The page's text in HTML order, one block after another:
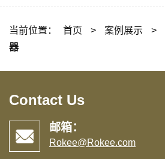
当前位置： 首页 > 案例展示 >
器
Contact Us
邮箱：
Rokee@Rokee.com